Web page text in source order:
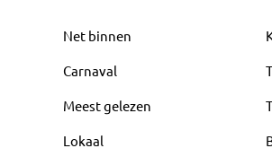
Net binnen
Carnaval
Meest gelezen
Lokaal